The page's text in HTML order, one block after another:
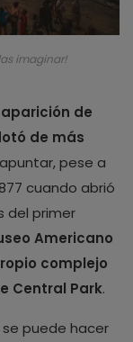
imaginar!
aparición de
de más
pese a
cuando abrió
del primer
Americano
complejo
Central Park.
puede hacer